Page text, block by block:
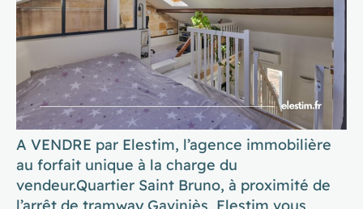
A VENDRE par Elestim, l’agence immobilière
au forfait unique à la charge du
vendeur.Quartier Saint Bruno, à proximité de